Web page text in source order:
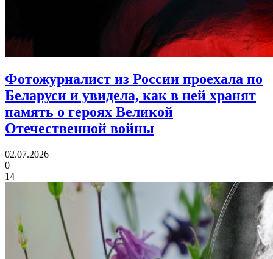
Фотожурналист из России проехала по
Беларуси и увидела, как в ней хранят
память о героях Великой
Отечественной войны
02.07.2026
0
14